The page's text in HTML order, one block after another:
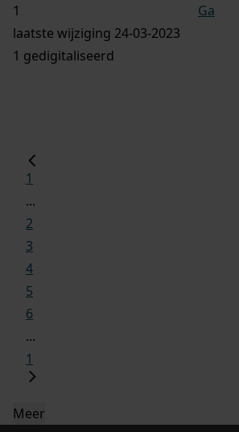
Ga
laatste wijziging 24-03-2023
1 gedigitaliseerd
1
...
2
3
4
5
6
...
1
Meer